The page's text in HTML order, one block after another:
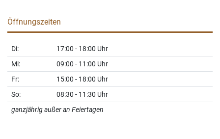
Öffnungszeiten
Di: 17:00 - 18:00 Uhr
Mi: 09:00 - 11:00 Uhr
Fr: 15:00 - 18:00 Uhr
So: 08:30 - 11:30 Uhr
ganzjährig außer an Feiertagen